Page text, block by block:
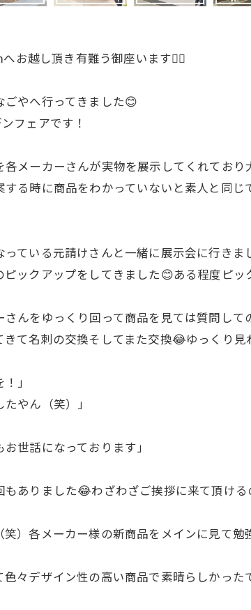
お越し頂き有難う御座います🙇‍♂️
やへ行ってきました😊
フェアです！
各メーカーさんが実物を展示してくれてお
する時に商品をわかっていないと素人と同
ている元請けさんと一緒に展示会に行き
ピックアップをしてきました😊ある程度ピ
んをゆっくり回って商品を見ては質問し
きて名刺の交換そしてまた交換😂ゆっくり
」
やん（笑）」
世話になっております」
もありました😂わざわざご挨拶に来て頂け
笑）各メーカー様の新商品をメインに見て勉
々デザイン性の高い商品で素晴らしかっ